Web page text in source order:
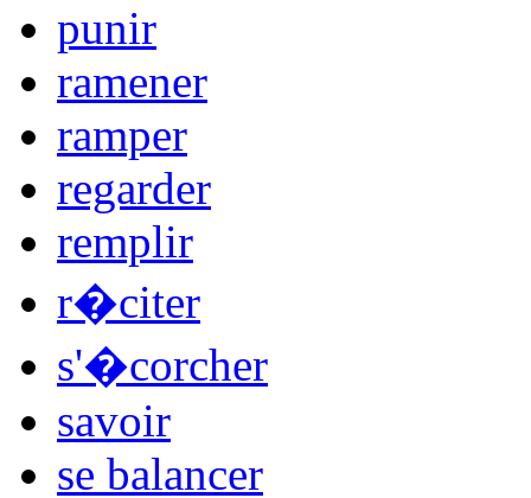
punir
ramener
ramper
regarder
remplir
r�citer
s'�corcher
savoir
se balancer